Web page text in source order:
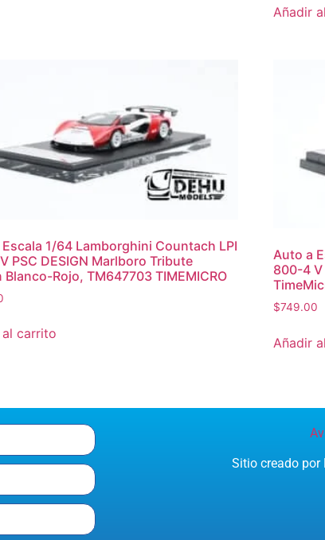
Añadir
1/64 Lamborghini Countach LPI
PSC DESIGN Marlboro Tribute
Blanco-Rojo, TM647703 TIMEMICRO
carrito
Auto a
800-4 V
$749.00
Añadir
Sitio creado por